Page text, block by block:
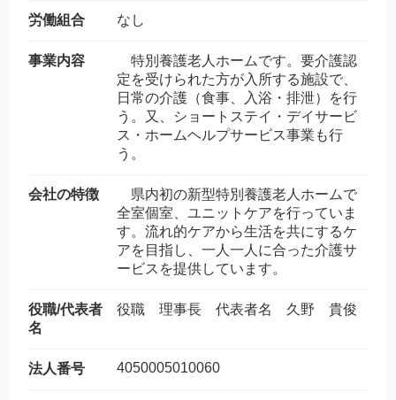
労働組合 なし
事業内容
特別養護老人ホームです。要介護認
定を受けられた方が入所する施設で、
日常の介護（食事、入浴・排泄）を行
う。又、ショートステイ・デイサービ
ス・ホームヘルプサービス事業も行
う。
会社の特徴
県内初の新型特別養護老人ホームで
全室個室、ユニットケアを行っていま
す。流れ的ケアから生活を共にするケ
アを目指し、一人一人に合った介護サ
ービスを提供しています。
役職/代表者
名
役職 理事長 代表者名 久野 貴俊
法人番号 4050005010060